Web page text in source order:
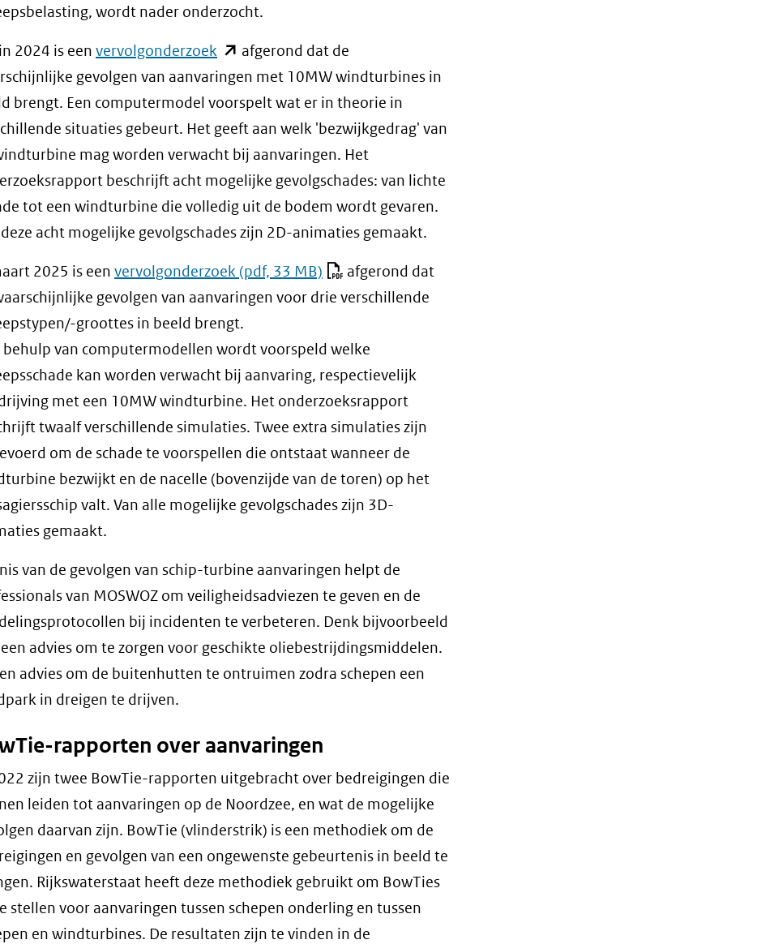
naar
andere
website)
wordt nader onderzocht.
2024 is een vervolgonderzoek (opent
in
nieuw
venster)
(verwijst
naar
een
andere
afgerond dat de
gevolgen van aanvaringen met 10MW windturbines in
brengt. Een computermodel voorspelt wat er in theorie in
situaties gebeurt. Het geeft aan welk 'bezwijkgedrag' van
mag worden verwacht bij aanvaringen. Het
beschrijft acht mogelijke gevolgschades: van lichte
tot een windturbine die volledig uit de bodem wordt gevaren.
acht mogelijke gevolgschades zijn 2D-animaties gemaakt.
2025 is een vervolgonderzoek (pdf, 33 MB)
afgerond dat
gevolgen van aanvaringen voor drie verschillende
groottes in beeld brengt.
van computermodellen wordt voorspeld welke
kan worden verwacht bij aanvaring, respectievelijk
met een 10MW windturbine. Het onderzoeksrapport
twaalf verschillende simulaties. Twee extra simulaties zijn
om de schade te voorspellen die ontstaat wanneer de
bezwijkt en de nacelle (bovenzijde van de toren) op het
valt. Van alle mogelijke gevolgschades zijn 3D-
gemaakt.
van de gevolgen van schip-turbine aanvaringen helpt de
van MOSWOZ om veiligheidsadviezen te geven en de
bij incidenten te verbeteren. Denk bijvoorbeeld
advies om te zorgen voor geschikte oliebestrijdingsmiddelen.
advies om de buitenhutten te ontruimen zodra schepen een
in dreigen te drijven.
rapporten over aanvaringen
zijn twee BowTie-rapporten uitgebracht over bedreigingen die
leiden tot aanvaringen op de Noordzee, en wat de mogelijke
daarvan zijn. BowTie (vlinderstrik) is een methodiek om de
en gevolgen van een ongewenste gebeurtenis in beeld te
Rijkswaterstaat heeft deze methodiek gebruikt om BowTies
stellen voor aanvaringen tussen schepen onderling en tussen
en windturbines. De resultaten zijn te vinden in de